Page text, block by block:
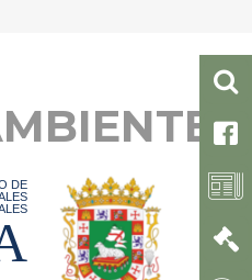
DE